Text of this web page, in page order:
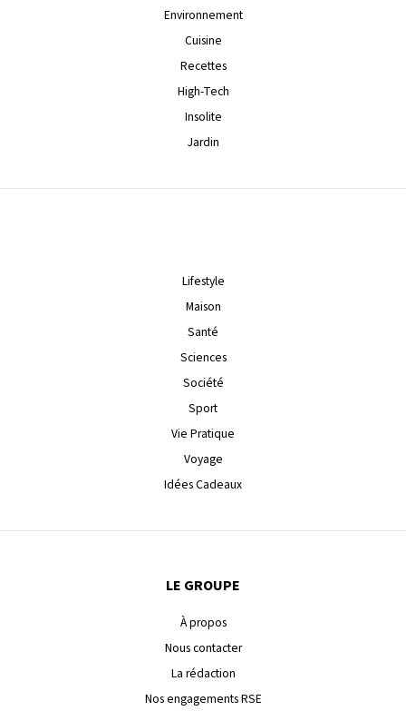
Environnement
Cuisine
Recettes
High-Tech
Insolite
Jardin
Lifestyle
Maison
Santé
Sciences
Société
Sport
Vie Pratique
Voyage
Idées Cadeaux
LE GROUPE
À propos
Nous contacter
La rédaction
Nos engagements RSE